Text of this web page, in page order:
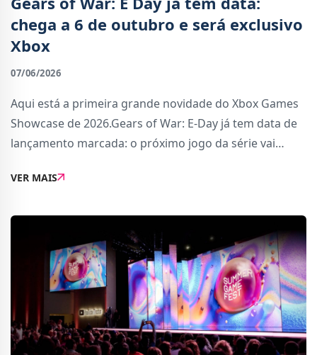
chega a 6 de outubro e será exclusivo
Xbox
07/06/2026
Aqui está a primeira grande novidade do Xbox Games
Showcase de 2026.Gears of War: E-Day já tem data de
lançamento marcada: o próximo jogo da série vai
novidade escaldante revelada.A Microsoft tam
VER MAIS